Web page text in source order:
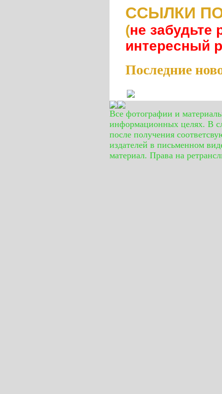
ССЫЛКИ
(не забудьте
интересный
Последние
Все фотографии и
информационных целях. В
после получения
издателей в письменном
материал. Права на